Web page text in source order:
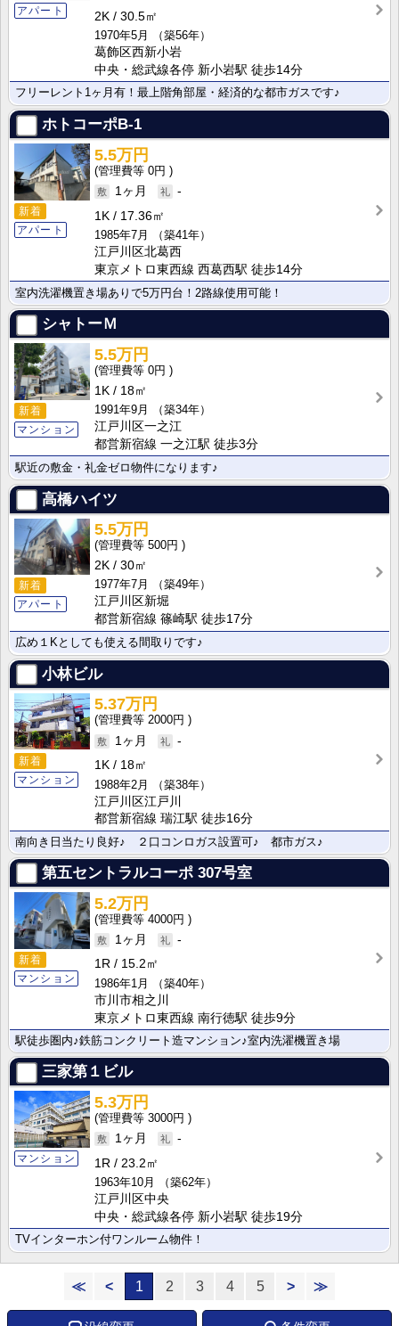
アパート
2K
30.5㎡
1970年5月
（築56年）
葛飾区西新小岩
中央・総武線各停 新小岩駅 徒歩14分
フリーレント1ヶ月有！最上階角部屋・経済的な都市ガスです♪
ホトコーポB-1
新着
アパート
5.5万円
0円
1ヶ月
-
1K
17.36㎡
1985年7月
（築41年）
江戸川区北葛西
東京メトロ東西線 西葛西駅 徒歩14分
室内洗濯機置き場ありで5万円台！2路線使用可能！
シャトーＭ
新着
マンション
5.5万円
0円
1K
18㎡
1991年9月
（築34年）
江戸川区一之江
都営新宿線 一之江駅 徒歩3分
駅近の敷金・礼金ゼロ物件になります♪
高橋ハイツ
新着
アパート
5.5万円
500円
2K
30㎡
1977年7月
（築49年）
江戸川区新堀
都営新宿線 篠崎駅 徒歩17分
広め１Kとしても使える間取りです♪
小林ビル
新着
マンション
5.37万円
2000円
1ヶ月
-
1K
18㎡
1988年2月
（築38年）
江戸川区江戸川
都営新宿線 瑞江駅 徒歩16分
南向き日当たり良好♪ ２口コンロガス設置可♪ 都市ガス♪
第五セントラルコーポ 307号室
新着
マンション
5.2万円
4000円
1ヶ月
-
1R
15.2㎡
1986年1月
（築40年）
市川市相之川
東京メトロ東西線 南行徳駅 徒歩9分
駅徒歩圏内♪鉄筋コンクリート造マンション♪室内洗濯機置き場
三家第１ビル
マンション
5.3万円
3000円
1ヶ月
-
1R
23.2㎡
1963年10月
（築62年）
江戸川区中央
中央・総武線各停 新小岩駅 徒歩19分
TVインターホン付ワンルーム物件！
≪ < 1 2 3 4 5 > ≫